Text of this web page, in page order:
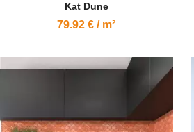
Kat Dune
79.92 € / m²